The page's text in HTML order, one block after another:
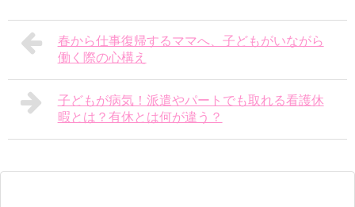
春から仕事復帰するママへ、子どもがいながら
働く際の心構え
子どもが病気！派遣やパートでも取れる看護休
暇とは？有休とは何が違う？